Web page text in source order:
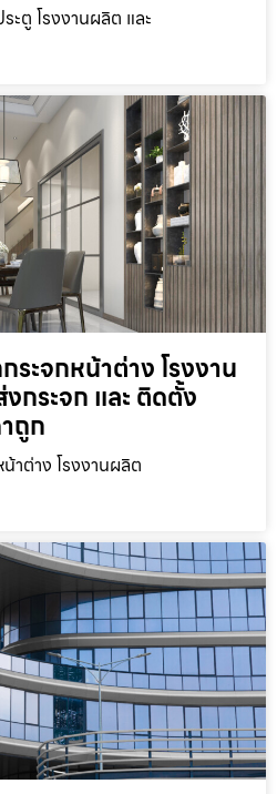
ะตู โรงงานผลิต และ
ระจกหน้าต่าง โรงงาน
กระจก และ ติดตั้ง
ถูก
าต่าง โรงงานผลิต